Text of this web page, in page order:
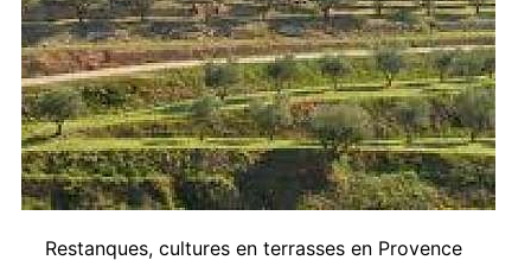
Restanques, cultures en terrasses en Provence